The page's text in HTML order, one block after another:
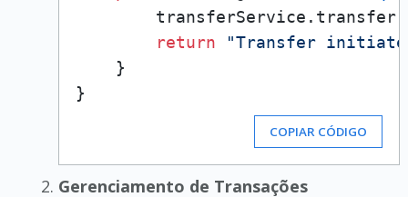
return
"Transfer
    }
COPIAR CÓDIGO
Gerenciamento de Transações